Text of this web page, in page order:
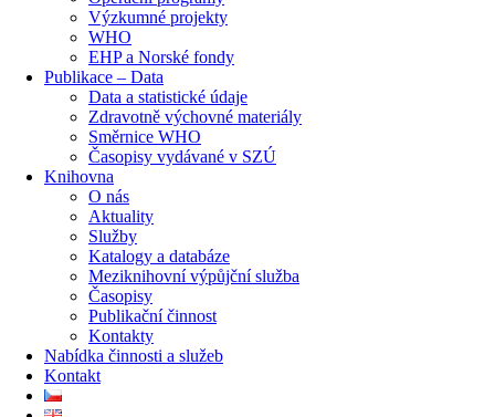
Výzkumné projekty
WHO
EHP a Norské fondy
Publikace – Data
Data a statistické údaje
Zdravotně výchovné materiály
Směrnice WHO
Časopisy vydávané v SZÚ
Knihovna
O nás
Aktuality
Služby
Katalogy a databáze
Meziknihovní výpůjční služba
Časopisy
Publikační činnost
Kontakty
Nabídka činnosti a služeb
Kontakt